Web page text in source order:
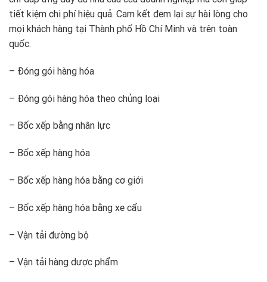
tiết kiệm chi phí hiệu quả. Cam kết đem lại sự hài lòng cho
mọi khách hàng tại Thành phố Hồ Chí Minh và trên toàn
quốc.
– Đóng gói hàng hóa
– Đóng gói hàng hóa theo chủng loại
– Bốc xếp bằng nhân lực
– Bốc xếp hàng hóa
– Bốc xếp hàng hóa bằng cơ giới
– Bốc xếp hàng hóa bằng xe cẩu
– Vận tải đường bộ
– Vận tải hàng dược phẩm